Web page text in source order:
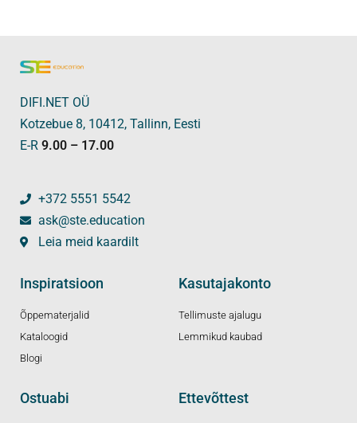
DIFI.NET OÜ
Kotzebue 8, 10412, Tallinn, Eesti
E-R 9.00 – 17.00
+372 5551 5542
ask@ste.education
Leia meid kaardilt
Inspiratsioon
Õppematerjalid
Kataloogid
Blogi
Kasutajakonto
Tellimuste ajalugu
Lemmikud kaubad
Ostuabi Ettevõttest